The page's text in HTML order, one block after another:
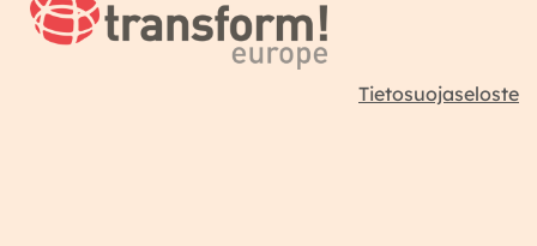
Tietosuojaseloste